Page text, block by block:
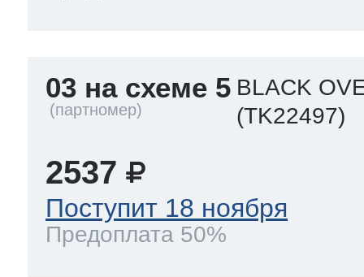
03 на схеме 5 BLACK
(TK22497)
2537
Поступит 18 ноября
Предоплата 50%